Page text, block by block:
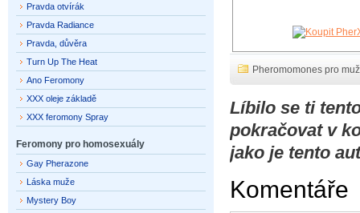
Pheromomones pro
Líbilo se ti
pokračovat v
jako je tento
Komentáře
Pravda otvírák
Pravda Radiance
Pravda, důvěra
Turn Up The Heat
Ano Feromony
XXX oleje základě
XXX feromony Spray
Feromony pro homosexuály
Gay Pherazone
Láska muže
Mystery Boy